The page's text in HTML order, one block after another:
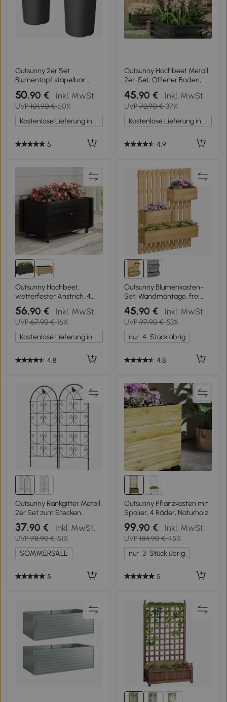
Outsunny 2er Set
Blumentopf stapelbar
Pflanzkübel mit Löcher
35x35 cm Pflanztöpfe Rund
Dunkelgrau
50,90 € Inkl. MwSt.
UVP101,90 €-50%
Kostenlose Lieferung innerhalb Deutschlands
5
Outsunny Hochbeet Metall
2er-Set, Offener Boden,
Für Garten Balkon,
110x50x30cm, Dunkelgrau
45,90 € Inkl. MwSt.
UVP73,90 €-37%
Kostenlose Lieferung innerhalb Deutschlands
4,9
Outsunny Hochbeet,
wetterfester Anstrich, 4
Räder, Naturholz, schwarz,
89 x 48 x 47 cm
56,90 € Inkl. MwSt.
UVP67,90 €-16%
Kostenlose Lieferung innerhalb Deutschlands
4,8
Outsunny Blumenkasten-
Set, Wandmontage, frei
versetzbar, Massivholz, 60
x 16 x 80 cm
45,90 € Inkl. MwSt.
UVP97,90 €-53%
nur 4 Stück übrig
4,8
Outsunny Rankgitter Metall
2er Set zum Stecken
rostfrei Rankhilfe mit
Vogeldesign für
Kletterpflanzen 50x120 cm
Schwarz
37,90 € Inkl. MwSt.
UVP78,90 €-51%
SOMMERSALE
5
Outsunny Pflanzkasten mit
Spalier, 4 Räder, Naturholz,
wetterfeste Lackierung,
Naturholz, 76 x 30 x 155 cm
99,90 € Inkl. MwSt.
UVP184,90 €-45%
nur 3 Stück übrig
5